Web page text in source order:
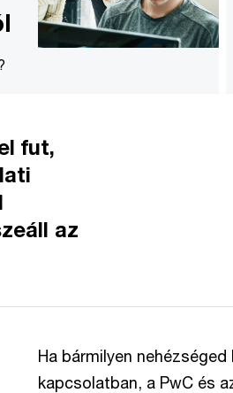
fut,
az
Ha bármilyen
kapcsolatban, a PwC és